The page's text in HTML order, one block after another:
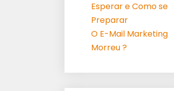
Esperar e Como se
Preparar
O E-Mail Marketing
Morreu ?